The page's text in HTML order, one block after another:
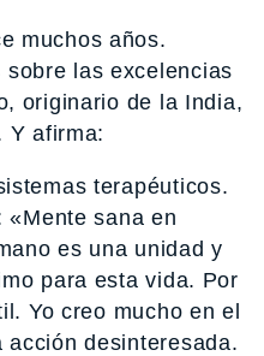
muchos años.
sobre las excelencias
originario de la India,
Y afirma:
terapéuticos.
sana en
es una unidad y
para esta vida. Por
Yo creo mucho en el
acción desinteresada.